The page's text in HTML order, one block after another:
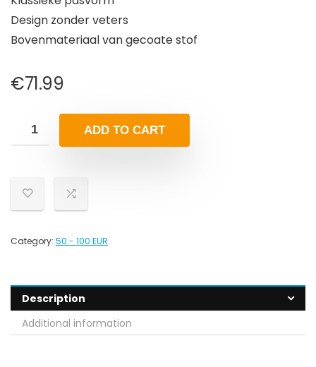
Design zonder veters
Bovenmateriaal van gecoate stof
€71.99
ADD TO CART
Category: 50 - 100 EUR
Description
Additional information